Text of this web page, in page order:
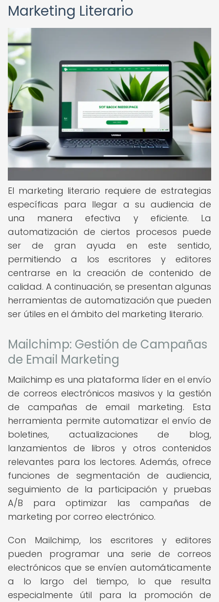
Marketing Literario
El marketing literario requiere de estrategias
específicas para llegar a su audiencia de
una manera efectiva y eficiente. La
automatización de ciertos procesos puede
ser de gran ayuda en este sentido,
permitiendo a los escritores y editores
centrarse en la creación de contenido de
calidad. A continuación, se presentan algunas
herramientas de automatización que pueden
ser útiles en el ámbito del marketing literario.
Mailchimp: Gestión de Campañas
de Email Marketing
Mailchimp es una plataforma líder en el envío
de correos electrónicos masivos y la gestión
de campañas de email marketing. Esta
herramienta permite automatizar el envío de
boletines, actualizaciones de blog,
lanzamientos de libros y otros contenidos
relevantes para los lectores. Además, ofrece
funciones de segmentación de audiencia,
seguimiento de la participación y pruebas
A/B para optimizar las campañas de
marketing por correo electrónico.
Con Mailchimp, los escritores y editores
pueden programar una serie de correos
electrónicos que se envíen automáticamente
a lo largo del tiempo, lo que resulta
especialmente útil para la promoción de